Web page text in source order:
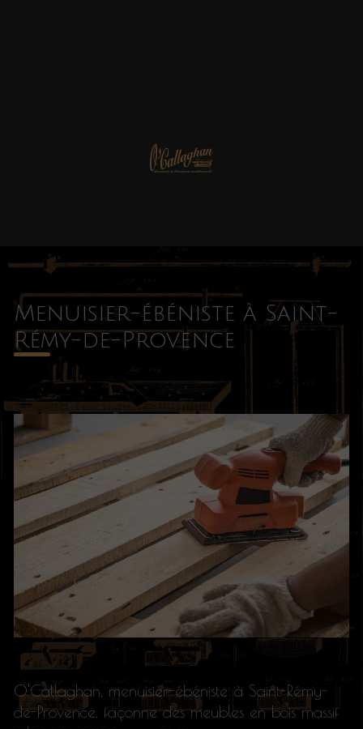
Menuisier-ébéniste à Saint-
Rémy-de-Provence
O'Callaghan, menuisier-ébéniste à Saint-Rémy-
de-Provence, façonne des meubles en bois massif